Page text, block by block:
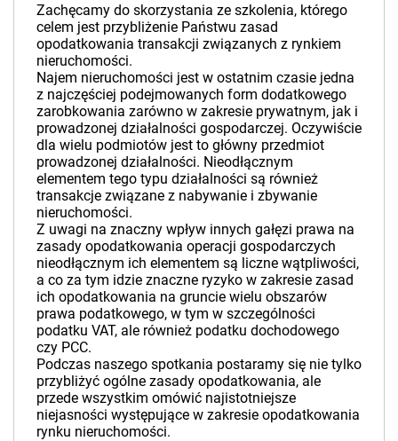
Zachęcamy do skorzystania ze szkolenia, którego
celem jest przybliżenie Państwu zasad
opodatkowania transakcji związanych z rynkiem
nieruchomości.
Najem nieruchomości jest w ostatnim czasie jedna
z najczęściej podejmowanych form dodatkowego
zarobkowania zarówno w zakresie prywatnym, jak i
prowadzonej działalności gospodarczej. Oczywiście
dla wielu podmiotów jest to główny przedmiot
prowadzonej działalności. Nieodłącznym
elementem tego typu działalności są również
transakcje związane z nabywanie i zbywanie
nieruchomości.
Z uwagi na znaczny wpływ innych gałęzi prawa na
zasady opodatkowania operacji gospodarczych
nieodłącznym ich elementem są liczne wątpliwości,
a co za tym idzie znaczne ryzyko w zakresie zasad
ich opodatkowania na gruncie wielu obszarów
prawa podatkowego, w tym w szczególności
podatku VAT, ale również podatku dochodowego
czy PCC.
Podczas naszego spotkania postaramy się nie tylko
przybliżyć ogólne zasady opodatkowania, ale
przede wszystkim omówić najistotniejsze
niejasności występujące w zakresie opodatkowania
rynku nieruchomości.